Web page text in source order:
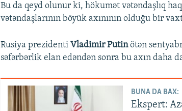
Bu da qeyd olunur ki, hökumət vətəndaşlıq
vətəndaşlarının böyük axınının olduğu bir
Rusiya prezidentiVladimir Putinötən
səfərbərlik elan edəndən sonra bu axın daha
BUNA DA BAX:
Ekspert: